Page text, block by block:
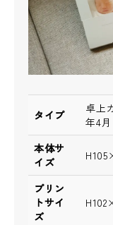
タイプ
卓上
年4月
本体サ
イズ
プリン
トサイ
ズ